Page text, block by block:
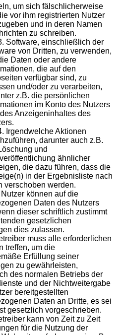
um sich fälschlicherweise
vor ihm registrierten Nutzer
und in deren Namen
zu schreiben.
Software, einschließlich der
von Dritten, zu verwenden,
Daten oder andere
die auf den
verfügbar sind, zu
und/oder zu verarbeiten,
z.B. die persönlichen
im Konto des Nutzers
Anzeigeninhaltes des
Irgendwelche Aktionen
darunter auch z.B.
und
ähnlicher
die dazu führen, dass die
in der Ergebnisliste nach
verschoben werden.
können auf die
Daten des Nutzers
dieser schriftlich zustimmt
gesetzlichen
dies zulassen.
muss alle erforderlichen
treffen, um die
Erfüllung seiner
zu gewährleisten,
des normalen Betriebs der
und der Nichtweitergabe
bereitgestellten
Daten an Dritte, es sei
gesetzlich vorgeschrieben.
kann von Zeit zu Zeit
für die Nutzung der